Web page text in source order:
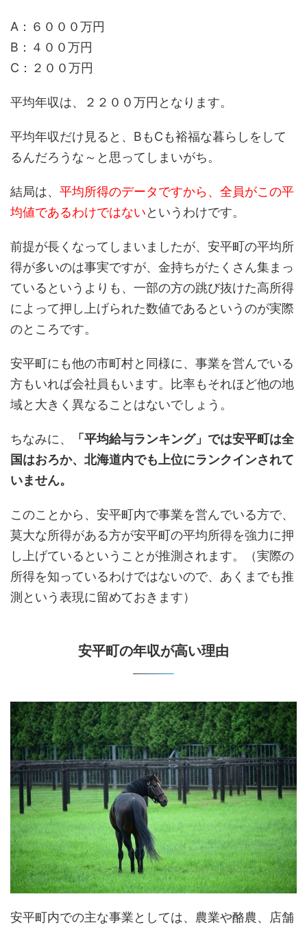
A：６０００万円
B：４００万円
C：２００万円
平均年収は、２２００万円となります。
平均年収だけ見ると、BもCも裕福な暮らしをして
るんだろうな～と思ってしまいがち。
結局は、 平均所得のデータですから、全員がこの平
均値であるわけではないというわけです。
前提が長くなってしまいましたが、安平町の平均所
得が多いのは事実ですが、金持ちがたくさん集まっ
ているというよりも、一部の方の跳び抜けた高所得
によって押し上げられた数値であるというのが実際
のところです。
安平町にも他の市町村と同様に、事業を営んでいる
方もいれば会社員もいます。比率もそれほど他の地
域と大きく異なることはないでしょう。
ちなみに、
「平均給与ランキング」では安平町は全
国はおろか、北海道内でも上位にランクインされて
いません。
このことから、安平町内で事業を営んでいる方で、
莫大な所得がある方が安平町の平均所得を強力に押
し上げているということが推測されます。（実際の
所得を知っているわけではないので、あくまでも推
測という表現に留めておきます）
安平町の年収が高い理由
安平町内での主な事業としては、農業や酪農、店舗